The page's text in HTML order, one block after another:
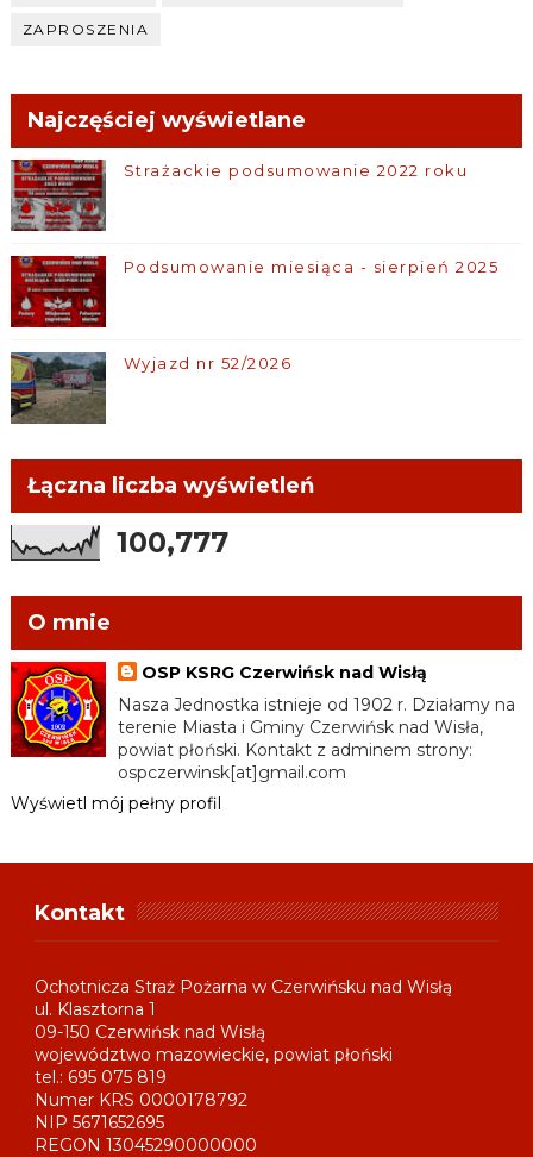
ZAPROSZENIA
Najczęściej wyświetlane
Strażackie podsumowanie 2022 roku
Podsumowanie miesiąca - sierpień 2025
Wyjazd nr 52/2026
Łączna liczba wyświetleń
100,777
O mnie
OSP KSRG Czerwińsk nad Wisłą
Nasza Jednostka istnieje od 1902 r. Działamy na
terenie Miasta i Gminy Czerwińsk nad Wisła,
powiat płoński. Kontakt z adminem strony:
ospczerwinsk[at]gmail.com
Wyświetl mój pełny profil
Kontakt
Ochotnicza Straż Pożarna w Czerwińsku nad Wisłą
ul. Klasztorna 1
09-150 Czerwińsk nad Wisłą
województwo mazowieckie, powiat płoński
tel.: 695 075 819
Numer KRS 0000178792
NIP 5671652695
REGON 13045290000000